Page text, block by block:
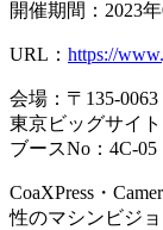
開催期間：2023
URL： https://
会場：〒135-
東京ビッグサイ
ブースNo：4C-05
CoaXPress・
性のマシンビジ